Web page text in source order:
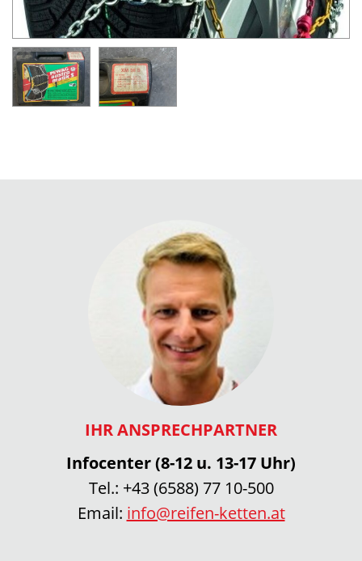
IHR ANSPRECHPARTNER
Infocenter (8-12 u. 13-17 Uhr)
Tel.: +43 (6588) 77 10-500
Email: info@reifen-ketten.at